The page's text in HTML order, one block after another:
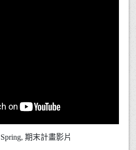
期末計畫影片